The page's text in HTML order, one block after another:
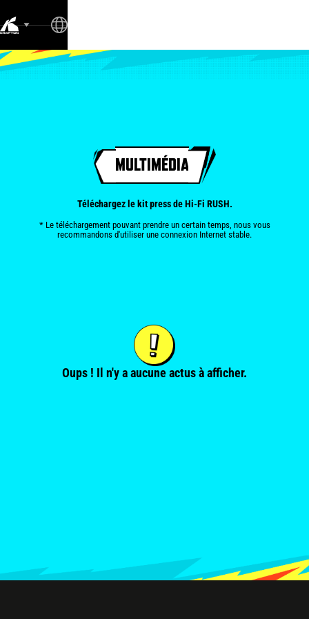
MULTIMÉDIA
Téléchargez le kit press de Hi-Fi RUSH.
* Le téléchargement pouvant prendre un certain temps, nous vous
recommandons d'utiliser une connexion Internet stable.
Oups ! Il n'y a aucune actus à afficher.